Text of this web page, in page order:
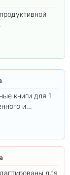
книги для 1
и
для